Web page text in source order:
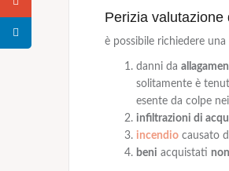
Perizia
è possibile richiedere
danni da
solitamente è
esente da colpe
infiltrazioni di
incendio causato
beni acquistati